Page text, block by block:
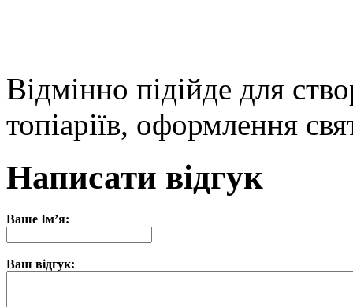
Відмінно підійде для
топіаріїв, оформлення
Написати відгук
Ваше Ім’я:
Ваш відгук: